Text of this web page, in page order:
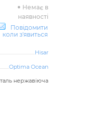
Немає в
наявності
Повідомити
коли з'явиться
Hisar
Optima Ocean
нержавіюча